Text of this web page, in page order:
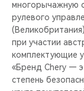
многорычажную
рулевого
при участии
комплектующие
«Бренд Chery —
степень